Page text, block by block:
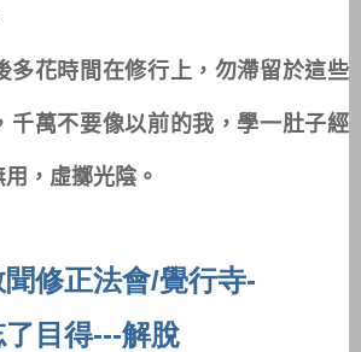
多花時間在修行上，勿滯留於這些
千萬不要像以前的我，學一肚子經
，虛擲光陰。
修正法會/覺行寺-
目得---解脫